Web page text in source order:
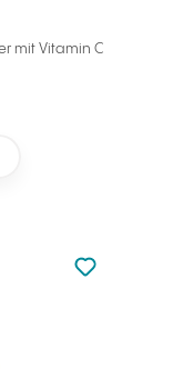
mit Vitamin C
zu den
zu Ihren